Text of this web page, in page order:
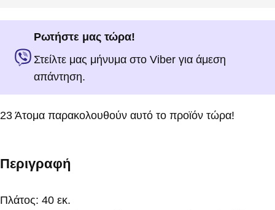
Ρωτήστε μας τώρα!
Στείλτε μας μήνυμα στο Viber για άμεση
απάντηση.
23 Άτομα παρακολουθούν αυτό το προϊόν τώρα!
Περιγραφή
Πλάτος: 40 εκ.